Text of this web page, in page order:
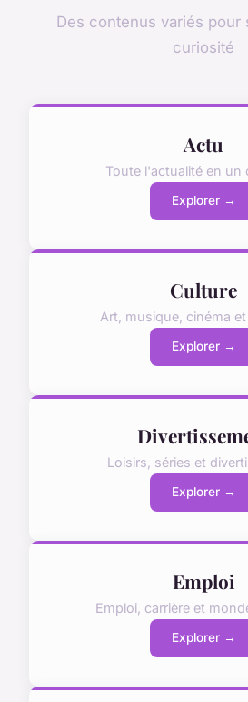
Des contenus variés pour
curiosité
Actu
Toute l'actualité en un
Explorer →
Culture
Art, musique, cinéma
Explorer →
Loisirs, séries et
Explorer →
Emploi
Emploi, carrière et
Explorer →